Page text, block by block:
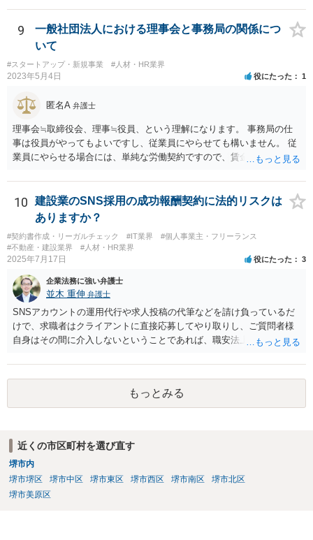
（以下「差額」。本来仕入先が負担すべき部分。）について、契約締
結交渉の段階で減額要請をすること自体は直ちにこれらの法律に違反
するものではないと思われます。 一方で、諸経費等に照らし著しく低
い価格設定をされた場合などには、買いたたきとして下請法（同法第
４条第１項第５号）違反や優越的地位の濫用として独占禁止法違反と
なる可能性もありますので、ベースとしては、上記の差額を念頭に置
き、その他仕入れや諸経費の支払なども加味して、価格交渉を行うと
良いでしょう。 参考：公正取引委員会「免税事業者及びその取引先の
インボイス制度への対応に関するQ&A」 https://www.jftc.go.jp/dk/guid
eline/unyoukijun/invoice_qanda.html
9
一般社団法人における理事会と事務局の関係につ
いて
#スタートアップ・新規事業 #人材・HR業界
2023年5月4日 役にたった 1
匿名A 弁護士
理事会≒取締役会、理事≒役員、という理解になります。 事務局の仕
事は役員がやってもよいですし、従業員にやらせても構いません。 従
業員にやらせる場合には、単純な労働契約ですので、賃金や労働条件
の同意があれば可能ですが、会社に例えると従業員をすべて取締役に
するようなものなので、望ましいかどうかは検討が必要です。
10
建設業のSNS採用の成功報酬契約に法的リスクは
ありますか？
#契約書作成・リーガルチェック #IT業界
#個人事業主・フリーランス
#不動産・建設業界
#人材・HR業界
2025年7月17日 役にたった 3
企業法務に強い弁護士
並木 重伸 弁護士
SNSアカウントの運用代行や求人投稿の代筆などを請け負っているだ
けで、求職者はクライアントに直接応募してやり取りし、ご質問者様
自身はその間に介入しないということであれば、職安法上の「募集情
られます。 求職者の情報を収集する場合は「特定募集情報等提供事
業」に該当して届出が必要になりますが、ご質問内容を見る限りそれ
にも該当しないと思われます。もっとみる
近くの市区町村を選び直す
堺市内
堺市堺区
堺市中区 堺市東区 堺市西区 堺市南区
堺市北区
堺市美原区